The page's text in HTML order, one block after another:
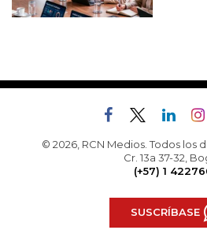
© 2026, RCN Medios. Todos los
Cr. 13a 37-32,
(+57) 1
SUSCRÍBASE